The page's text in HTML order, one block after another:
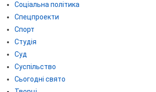
Соціальна політика
Спецпроекти
Спорт
Студія
Суд
Суспільство
Сьогодні свято